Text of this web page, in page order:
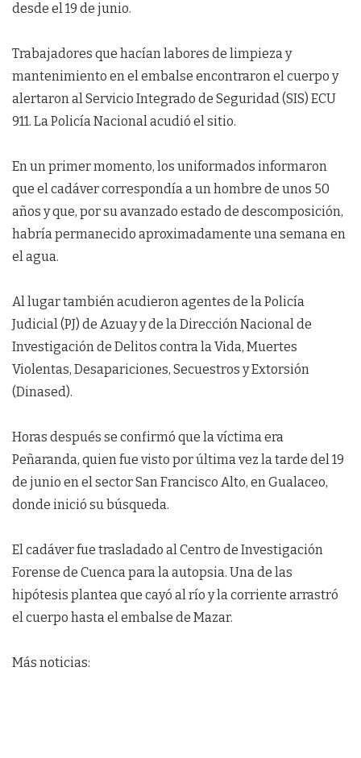
desde el 19 de junio.
Trabajadores que hacían labores de limpieza y
mantenimiento en el embalse encontraron el cuerpo y
alertaron al Servicio Integrado de Seguridad (SIS) ECU
911. La Policía Nacional acudió el sitio.
En un primer momento, los uniformados informaron
que el cadáver correspondía a un hombre de unos 50
años y que, por su avanzado estado de descomposición,
habría permanecido aproximadamente una semana en
el agua.
Al lugar también acudieron agentes de la Policía
Judicial (PJ) de Azuay y de la Dirección Nacional de
Investigación de Delitos contra la Vida, Muertes
Violentas, Desapariciones, Secuestros y Extorsión
(Dinased).
Horas después se confirmó que la víctima era
Peñaranda, quien fue visto por última vez la tarde del 19
de junio en el sector San Francisco Alto, en Gualaceo,
donde inició su búsqueda.
El cadáver fue trasladado al Centro de Investigación
Forense de Cuenca para la autopsia. Una de las
hipótesis plantea que cayó al río y la corriente arrastró
el cuerpo hasta el embalse de Mazar.
Más noticias: